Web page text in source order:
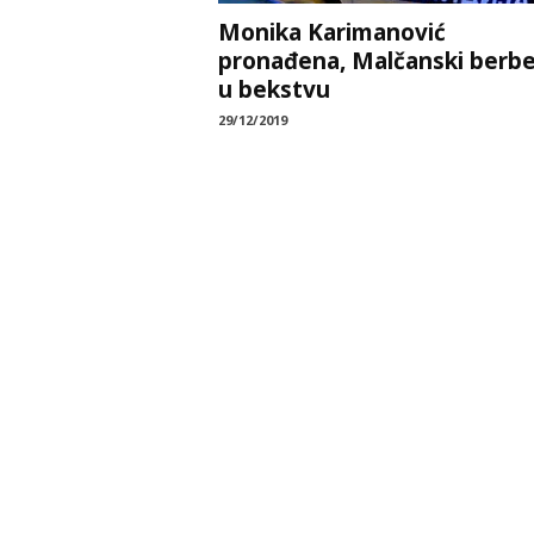
Monika Karimanović
pronađena, Malčanski
u bekstvu
29/12/2019